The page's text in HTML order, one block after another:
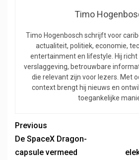
Timo
Timo Hogenbosch schrijft voor
actualiteit, politiek, economie,
entertainment en lifestyle. Hij richt
verslaggeving, betrouwbare
die relevant zijn voor lezers. Met
context brengt hij nieuws en
toegankelijke
Previous
De SpaceX Dragon-
capsule vermeed